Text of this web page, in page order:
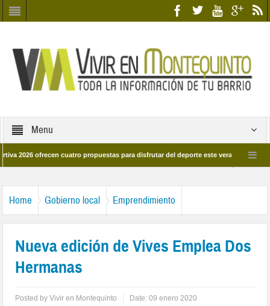
Menu
ofrecen cuatro propuestas para disfrutar del deporte este verano en Dos
Home Gobierno local Emprendimiento
Nueva edición de Vives Emplea Dos
Hermanas
Posted byVivir en Montequinto Date:09 enero 2020